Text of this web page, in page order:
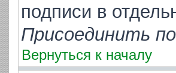
подписи в
Присоединить
Вернуться к началу